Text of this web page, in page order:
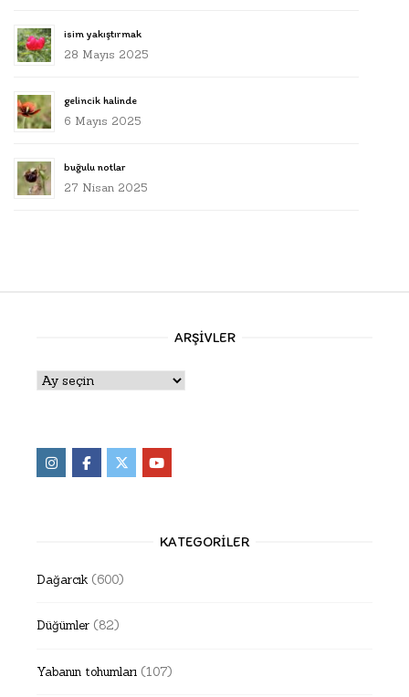
isim yakıştırmak
28 Mayıs 2025
gelincik halinde
6 Mayıs 2025
buğulu notlar
27 Nisan 2025
ARŞIVLER
Arşivler
KATEGORILER
Dağarcık (600)
Düğümler (82)
Yabanın tohumları (107)